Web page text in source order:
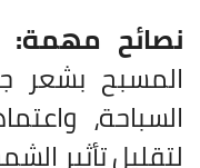
نصائح مهمة:
المسبح بشعر
السباحة،
لتقليل تأثير